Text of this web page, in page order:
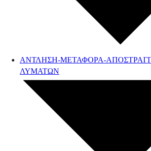
ΑΝΤΛΗΣΗ-ΜΕΤΑΦΟΡΑ-
ΛΥΜΑΤΩΝ